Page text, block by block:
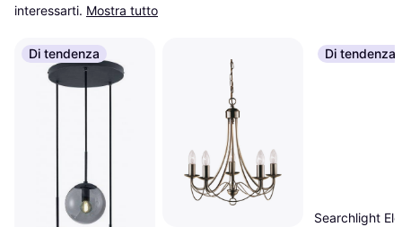
interessarti. Mostra tutto
Di tendenza Di tendenza
Searchlight